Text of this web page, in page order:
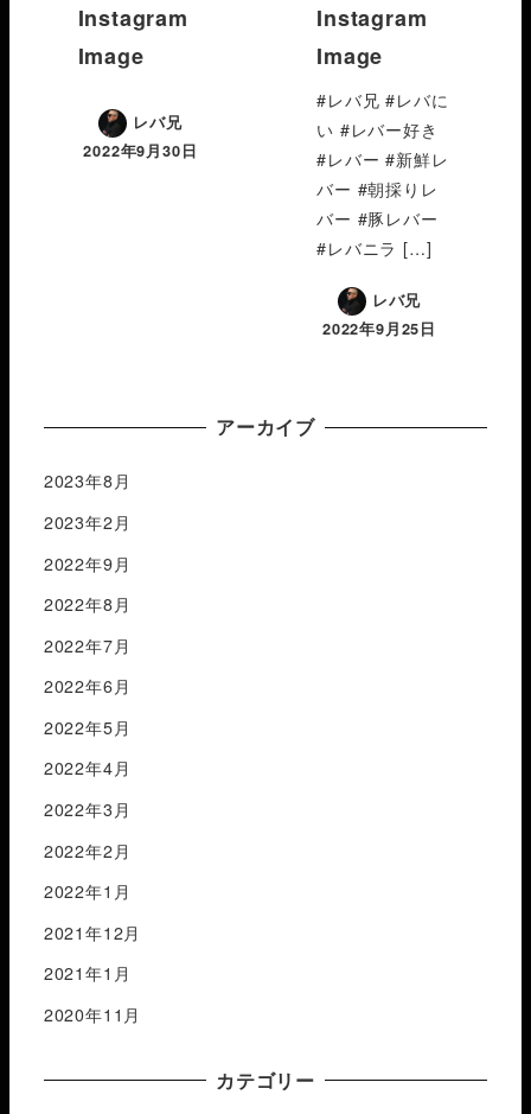
Instagram
Image
レバ兄
2022年9月30日
Instagram
Image
#レバ兄 #レバに
い #レバー好き
#レバー #新鮮レ
バー #朝採りレ
バー #豚レバー
#レバニラ […]
レバ兄
2022年9月25日
アーカイブ
2023年8月
2023年2月
2022年9月
2022年8月
2022年7月
2022年6月
2022年5月
2022年4月
2022年3月
2022年2月
2022年1月
2021年12月
2021年1月
2020年11月
カテゴリー